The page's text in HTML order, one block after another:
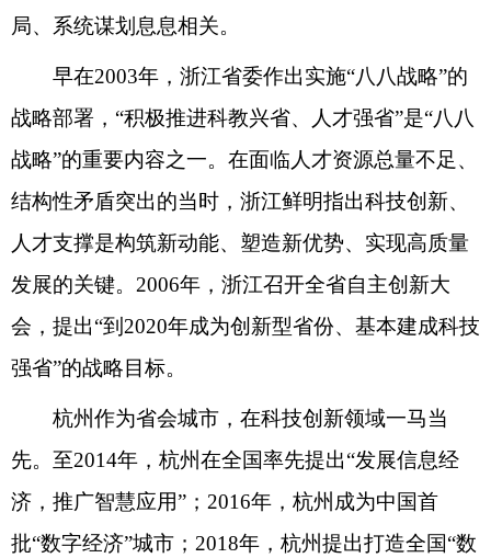
局、系统谋划息息相关。
早在2003年，浙江省委作出实施“八八战略”的
战略部署，“积极推进科教兴省、人才强省”是“八八
战略”的重要内容之一。在面临人才资源总量不足、
结构性矛盾突出的当时，浙江鲜明指出科技创新、
人才支撑是构筑新动能、塑造新优势、实现高质量
发展的关键。2006年，浙江召开全省自主创新大
会，提出“到2020年成为创新型省份、基本建成科技
强省”的战略目标。
杭州作为省会城市，在科技创新领域一马当
先。至2014年，杭州在全国率先提出“发展信息经
济，推广智慧应用”；2016年，杭州成为中国首
批“数字经济”城市；2018年，杭州提出打造全国“数